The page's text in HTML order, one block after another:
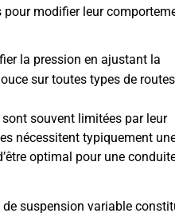
modifier leur
la pression en ajustant la
sur toutes types de
souvent limitées par leur
nécessitent typiquement
optimal pour une
suspension variable